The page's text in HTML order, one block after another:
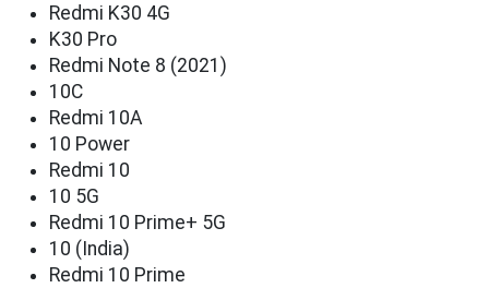
Redmi K30 4G
K30 Pro
Redmi Note 8 (2021)
10C
Redmi 10A
10 Power
Redmi 10
10 5G
Redmi 10 Prime+ 5G
10 (India)
Redmi 10 Prime